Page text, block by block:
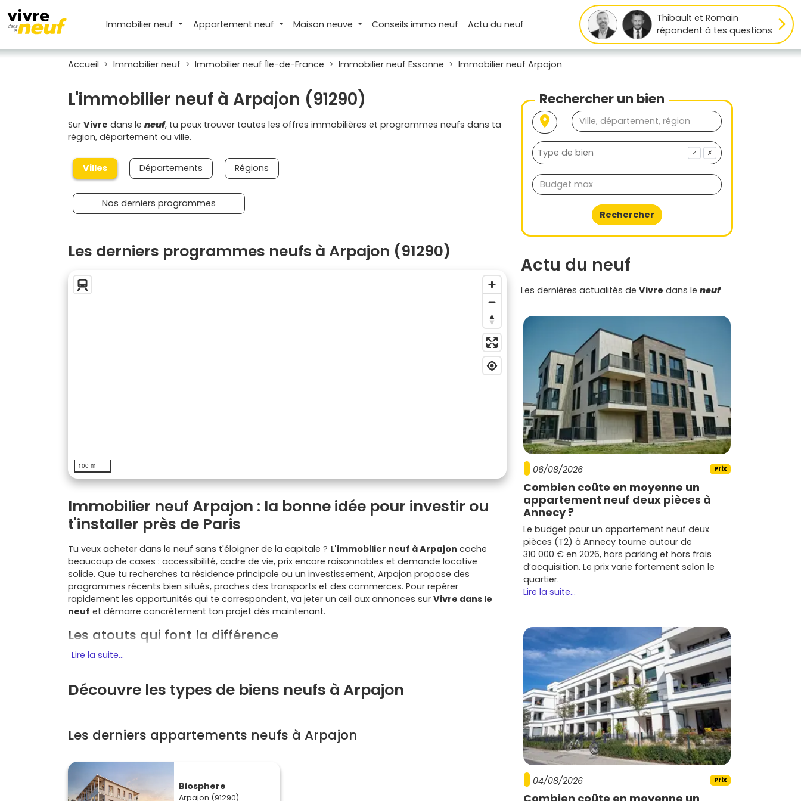
Immobilier neuf Appartement neuf Maison neuve Conseilsimmo neuf Actudu neuf
Thibault et Romain
répondent à tes questions
Accueil Immobilier neuf Immobilier neuf Île-de-France Immobilier neuf Essonne Immobilier neuf Arpajon
L'immobilier neuf à Arpajon (91290)
Sur Vivre dans le neuf, tu peux trouver toutes les offres immobilières et programmes neufs dans ta
région, département ou ville.
Villes Départements Régions
Nos derniers programmes
Les derniers programmes neufs à Arpajon (91290)
100 m
Immobilier neuf Arpajon : la bonne idée pour investir ou
t'installer près de Paris
Tu veux acheter dans le neuf sans t'éloigner de la capitale ? L'immobilier neuf à Arpajon coche
beaucoup de cases : accessibilité, cadre de vie, prix encore raisonnables et demande locative
solide. Que tu recherches ta résidence principale ou un investissement, Arpajon propose des
programmes récents bien situés, proches des transports et des commerces. Pour repérer
rapidement les opportunités qui te correspondent, va jeter un œil aux annonces sur Vivre dans le
neuf et démarre concrètement ton projet dès maintenant.
Les atouts qui font la différence
Située en Essonne, au cœur de l'
Mobilité et accès: la ville est desservie par leRER C(gare d'Arpajon et à proximité
Qualité de vie : centre historique vivant, commerces de proximité, marchés, bords de l'
équipements sportifs. Tu profites d'un cadre agréable tout en restant connecté aux bassins
: les petites surfaces proches de la gare sont recherchées par les jeunes
actifs et les ménages en mobilité professionnelle. Pour un investisseur, c'est un socle de
demande rassurant.
Lire la suite...
Découvre les types de biens neufs à Arpajon
Les derniers appartements neufs à Arpajon
Biosphere
Arpajon (91290)
Rechercher un bien
✓ ✗
Rechercher
Actu du neuf
Les dernières actualités de Vivre dans le neuf
06/08/2026 Prix
Combien coûte en moyenne un
appartement neuf deux pièces à
Annecy ?
Le budget pour un appartement neuf deux
pièces (T2) à Annecy tourne autour de
310 000 € en 2026, hors parking et hors frais
d’acquisition. Le prix varie fortement selon le
quartier.
Lire la suite...
04/08/2026 Prix